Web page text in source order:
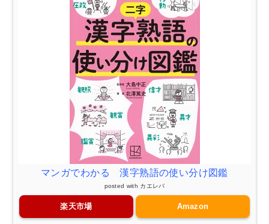
マンガでわかる 漢字熟語の使い分け図鑑
posted with カエレバ
楽天市場 Amazon